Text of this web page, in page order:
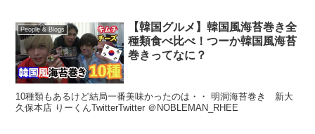
People & Blogs
【韓国グルメ】韓国風海苔巻き全
種類食べ比べ！つーか韓国風海苔
巻きってなに？
10種類もあるけど結局一番美味かったのは・・ 明洞海苔巻き 新大
久保本店 りーくんTwitterTwitter ＠NOBLEMAN_RHEE